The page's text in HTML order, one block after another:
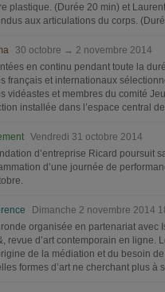
plastique. (Durée 20 min) et
aux articulations du corps.
30 octobre → 2 novembre 2014
en continu pendant toute la
français et internationaux
vidéastes et membres du comité
installée dans l’espace central
Vendredi 31 octobre 2014
d’entreprise Ricard poursuit
d’une journée de
Dimanche 2 novembre 2014
organisée en partenariat avec
revue d’art contemporain en
de la médiation et du besoin
formes d’art ne cherchant plus à